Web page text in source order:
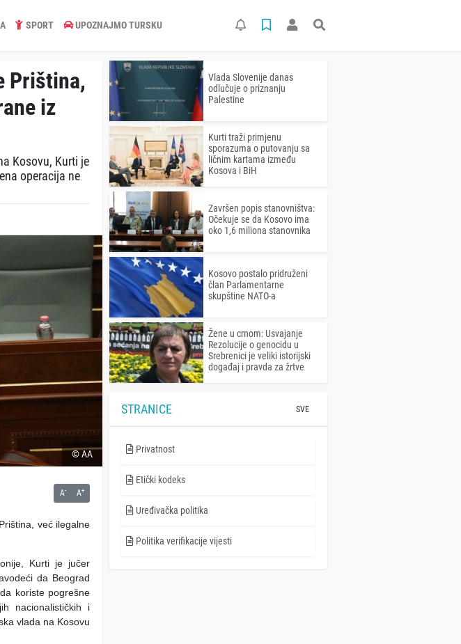
SPORT UPOZNAJMO TURSKU
Priština,
iz
Kosovu, Kurti je
operacija ne
© AA
A- A+
već ilegalne
Kurti je jučer
da Beograd
koriste pogrešne
nacionalističkih i
vlada na Kosovu
Vlada Slovenije danas
odlučuje o priznanju
Palestine
Kurti traži primjenu
sporazuma o putovanju sa
ličnim kartama između
Kosova i BiH
Završen popis stanovništva:
Očekuje se da Kosovo ima
oko 1,6 miliona stanovnika
Kosovo postalo pridruženi
član Parlamentarne
skupštine NATO-a
Žene u crnom: Usvajanje
Rezolucije o genocidu u
Srebrenici je veliki istorijski
događaj i pravda za žrtve
STRANICE SVE
Privatnost
Etički kodeks
Uređivačka politika
Politika verifikacije vijesti